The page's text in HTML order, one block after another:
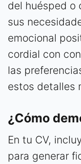
del huésped o
sus
emocional
cordial con
las
estos detalles
¿Cómo
En tu CV,
para generar